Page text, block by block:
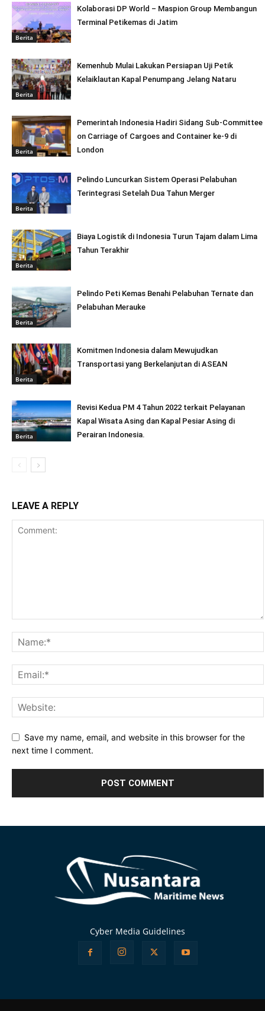
Berita
Kolaborasi DP World – Maspion Group Membangun
Terminal Petikemas di Jatim
Berita
Kemenhub Mulai Lakukan Persiapan Uji Petik
Kelaiklautan Kapal Penumpang Jelang Nataru
Berita
Pemerintah Indonesia Hadiri Sidang Sub-Committee
on Carriage of Cargoes and Container ke-9 di
London
Berita
Pelindo Luncurkan Sistem Operasi Pelabuhan
Terintegrasi Setelah Dua Tahun Merger
Berita
Biaya Logistik di Indonesia Turun Tajam dalam Lima
Tahun Terakhir
Berita
Pelindo Peti Kemas Benahi Pelabuhan Ternate dan
Pelabuhan Merauke
Berita
Komitmen Indonesia dalam Mewujudkan
Transportasi yang Berkelanjutan di ASEAN
Berita
Revisi Kedua PM 4 Tahun 2022 terkait Pelayanan
Kapal Wisata Asing dan Kapal Pesiar Asing di
Perairan Indonesia.
LEAVE A REPLY
Save my name, email, and website in this browser for the
next time I comment.
Cyber Media Guidelines